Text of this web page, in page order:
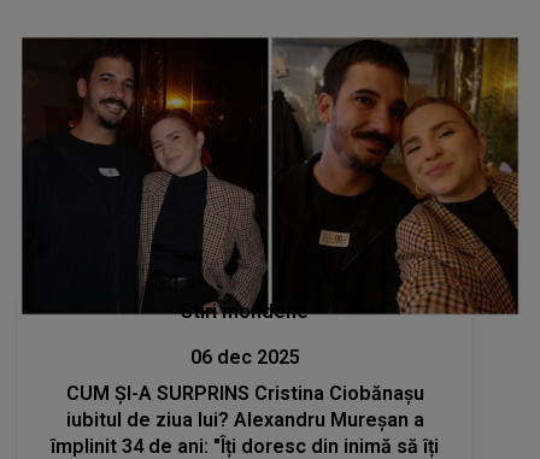
Stiri mondene
06 dec 2025
CUM ȘI-A SURPRINS Cristina Ciobănașu
iubitul de ziua lui? Alexandru Mureșan a
împlinit 34 de ani: "Îți doresc din inimă să îți